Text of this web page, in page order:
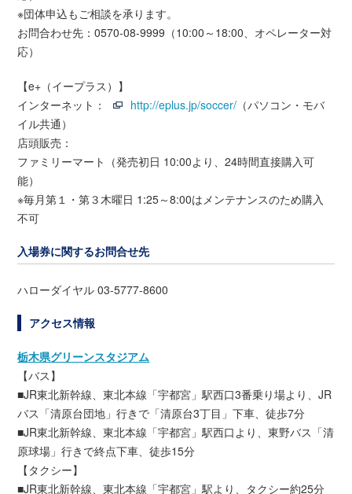
※団体申込もご相談を承ります。
お問合わせ先：0570-08-9999（10:00～18:00、オペレーター対
応）
【e+（イープラス）】
インターネット：
http://eplus.jp/soccer/ （パソコン・モバ
イル共通）
店頭販売：
ファミリーマート（発売初日 10:00より、24時間直接購入可
能）
※毎月第１・第３木曜日 1:25～8:00はメンテナンスのため購入
不可
入場券に関するお問合せ先
ハローダイヤル 03-5777-8600
アクセス情報
栃木県グリーンスタジアム
【バス】
■JR東北新幹線、東北本線「宇都宮」駅西口3番乗り場より、JR
バス「清原台団地」行きで「清原台3丁目」下車、徒歩7分
■JR東北新幹線、東北本線「宇都宮」駅西口より、東野バス「清
原球場」行きで終点下車、徒歩15分
【タクシー】
■JR東北新幹線、東北本線「宇都宮」駅より、タクシー約25分